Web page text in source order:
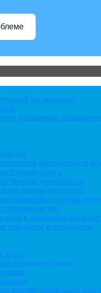
организации
управления
состав
обеспечение и
услуги
деятельность
для приема (перевода)
поддержки обучающихся
в образовательной
стандарты и требования
класс
классы